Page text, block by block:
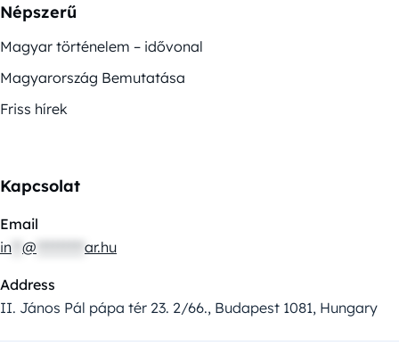
Népszerű
Magyar történelem – idővonal
Magyarország Bemutatása
Friss hírek
Kapcsolat
Email
in @ ar.hu
Address
II. János Pál pápa tér 23. 2/66., Budapest 1081, Hungary